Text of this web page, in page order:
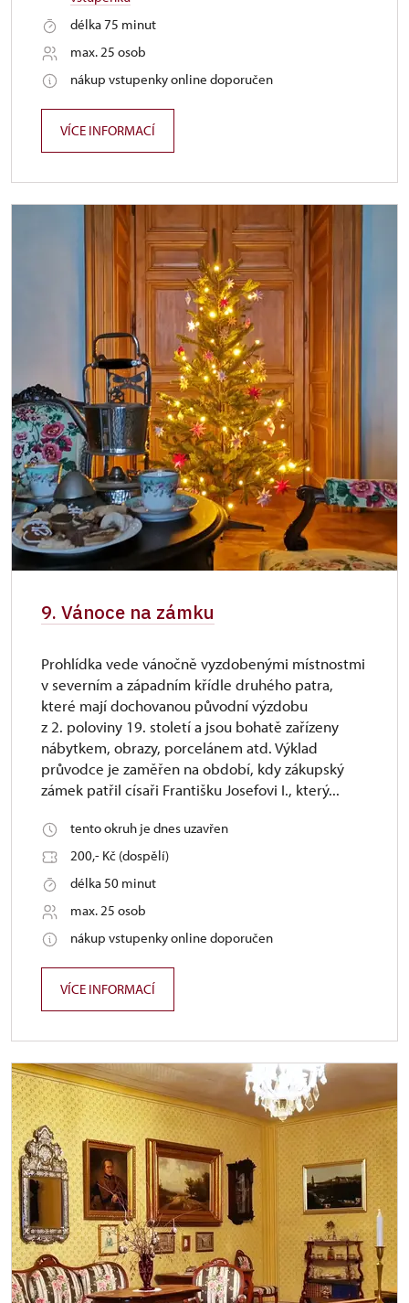
délka 75 minut
max. 25 osob
nákup vstupenky online doporučen
VÍCE INFORMACÍ
9. Vánoce na zámku
Prohlídka vede vánočně vyzdobenými místnostmi
v severním a západním křídle druhého patra,
které mají dochovanou původní výzdobu
z 2. poloviny 19. století a jsou bohatě zařízeny
nábytkem, obrazy, porcelánem atd. Výklad
průvodce je zaměřen na období, kdy zákupský
zámek patřil císaři Františku Josefovi I., který...
tento okruh je dnes uzavřen
200,- Kč (dospělí)
délka 50 minut
max. 25 osob
nákup vstupenky online doporučen
VÍCE INFORMACÍ